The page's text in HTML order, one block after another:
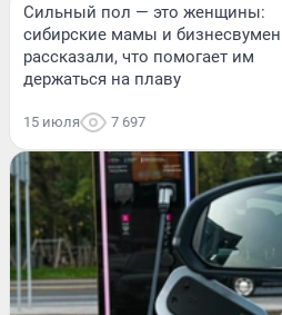
Сильный пол — это женщины:
сибирские мамы и бизнесвумен
рассказали, что помогает им
держаться на плаву
15 июля 7 697